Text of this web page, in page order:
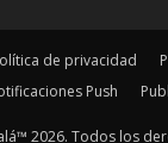
de privacidad
Push
2026. Todos los